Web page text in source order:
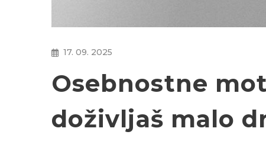
17. 09. 2025
Osebnostne
doživljaš malo